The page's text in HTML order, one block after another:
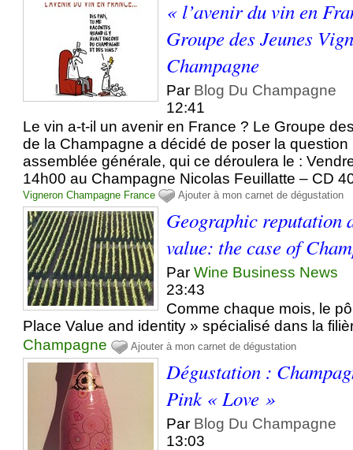
« l’avenir du vin en
Groupe des Jeunes
Champagne
Par Blog Du Champagne
12:41
Le vin a-t-il un avenir en France ? Le Groupe
de la Champagne a décidé de poser la
assemblée générale, qui ce déroulera le :
14h00 au Champagne Nicolas Feuillatte – CD
Vigneron Champagne France Ajouter à mon carnet de dégustation
Geographic reputation
value: the case of
ParWine Business News
23:43
Comme chaque mois, le
Place Value and identity » spécialisé dans la
Champagne
Ajouter à mon carnet de dégustation
Dégustation :
Pink « Love »
Par Blog Du Champagne
13:03